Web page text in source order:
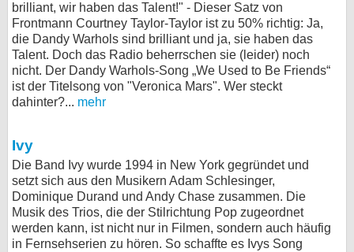
brilliant, wir haben das Talent!" - Dieser Satz von
Frontmann Courtney Taylor-Taylor ist zu 50% richtig: Ja,
die Dandy Warhols sind brilliant und ja, sie haben das
Talent. Doch das Radio beherrschen sie (leider) noch
nicht. Der Dandy Warhols-Song „We Used to Be Friends“
ist der Titelsong von "Veronica Mars". Wer steckt
dahinter?... mehr
Ivy
Die Band Ivy wurde 1994 in New York gegründet und
setzt sich aus den Musikern Adam Schlesinger,
Dominique Durand und Andy Chase zusammen. Die
Musik des Trios, die der Stilrichtung Pop zugeordnet
werden kann, ist nicht nur in Filmen, sondern auch häufig
in Fernsehserien zu hören. So schaffte es Ivys Song
Datenschutz
Cookie-Einstellungen
Impressum